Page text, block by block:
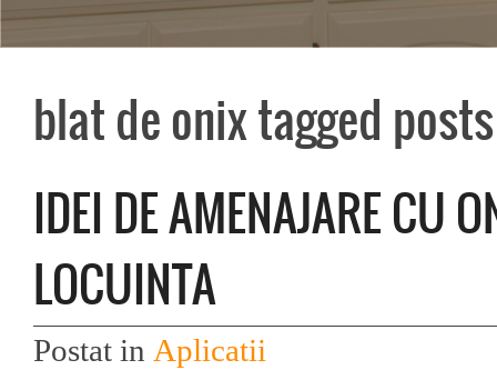
blat de onix tagged posts
IDEI DE AMENAJARE CU
LOCUINTA
Postat in Aplicatii